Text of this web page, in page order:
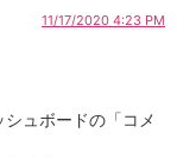
11/17/2020 4:23 PM
ュボードの「コメ